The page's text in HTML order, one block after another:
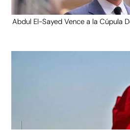
Abdul El-Sayed Vence a la Cúpula